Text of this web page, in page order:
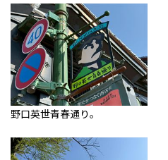
野口英世青春通り。